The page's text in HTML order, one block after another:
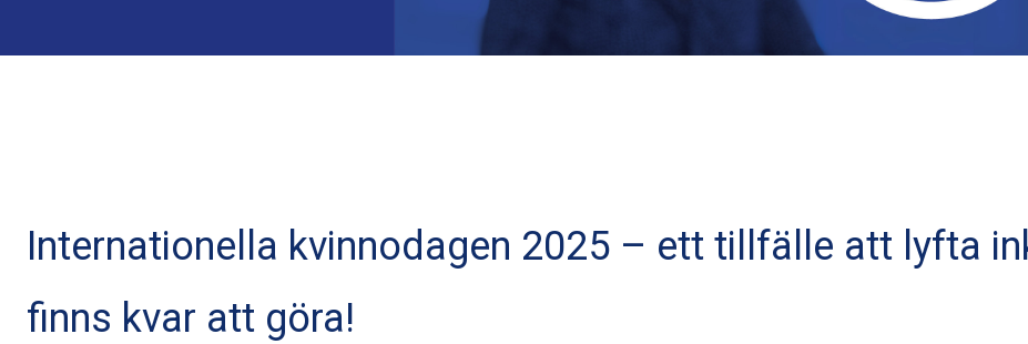
Internationella kvinnodagen 2025 – ett tillfälle att lyfta
finns kvar att göra!